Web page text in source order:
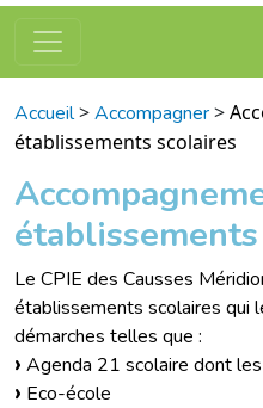
Accueil>Accompagner>
établissements scolaires
Le CPIE des Causses
établissements scolaires qui
démarches telles que :
Agenda 21 scolaire dont
Eco-école